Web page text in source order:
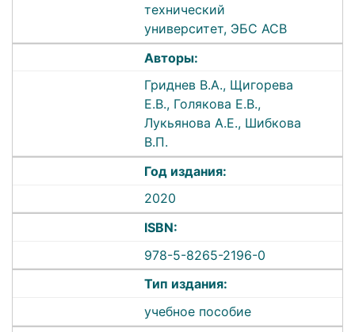
технический
университет, ЭБС АСВ
Авторы:
Гриднев В.А., Щигорева
Е.В., Голякова Е.В.,
Лукьянова А.Е., Шибкова
В.П.
Год издания:
2020
ISBN:
978-5-8265-2196-0
Тип издания:
учебное пособие